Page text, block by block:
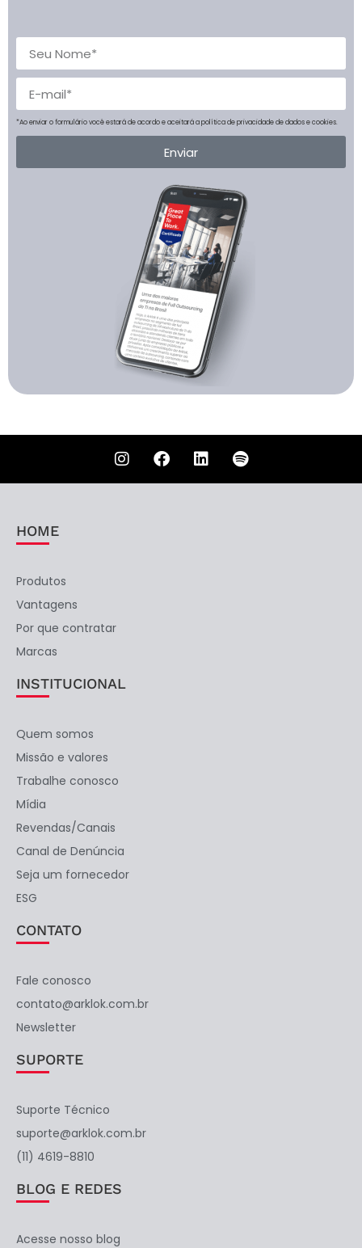
*Ao enviar o formulário você estará de acordo e aceitará a política de privacidade de dados e cookies.
Enviar
HOME
Produtos
Vantagens
Por que contratar
Marcas
INSTITUCIONAL
Quem somos
Missão e valores
Trabalhe conosco
Mídia
Revendas/Canais
Canal de Denúncia
Seja um fornecedor
ESG
CONTATO
Fale conosco
contato@arklok.com.br
Newsletter
SUPORTE
Suporte Técnico
suporte@arklok.com.br
(11) 4619-8810
BLOG E REDES
Acesse nosso blog